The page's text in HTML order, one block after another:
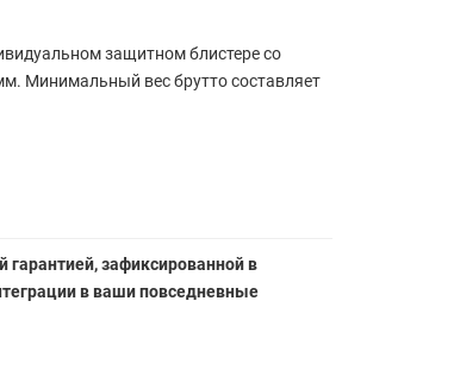
защитном блистере со
Минимальный вес брутто составляет
зафиксированной в
в ваши повседневные